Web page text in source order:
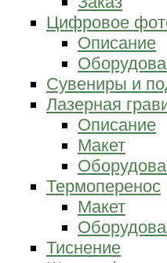
Цифровое
Описание
Сувениры и
Лазерная
Описание
Макет
Термоперенос
Макет
Тиснение